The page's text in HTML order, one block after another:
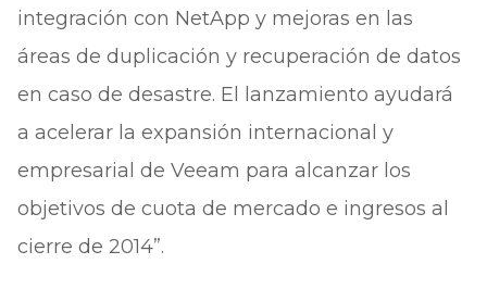
integración con NetApp y mejoras en las
áreas de duplicación y recuperación de datos
en caso de desastre. El lanzamiento ayudará
a acelerar la expansión internacional y
empresarial de Veeam para alcanzar los
objetivos de cuota de mercado e ingresos al
cierre de 2014”.